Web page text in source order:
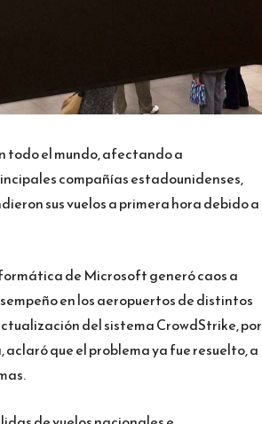
todo el mundo, afectando a
compañías estadounidenses,
sus vuelos a primera hora debido a
de Microsoft generó caos a
en los aeropuertos de distintos
del sistema CrowdStrike, por
que el problema ya fue resuelto, a